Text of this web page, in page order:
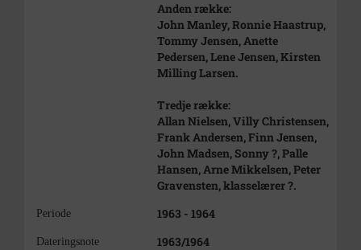
Anden række:
John Manley, Ronnie Haastrup,
Tommy Jensen, Anette
Pedersen, Lene Jensen, Kirsten
Milling Larsen.
Tredje række:
Allan Nielsen, Villy Christensen,
Frank Andersen, Finn Jensen,
John Madsen, Sonny ?, Palle
Hansen, Arne Mikkelsen, Peter
Gravensten, klasselærer ?.
Periode 1963 - 1964
Dateringsnote 1963/1964